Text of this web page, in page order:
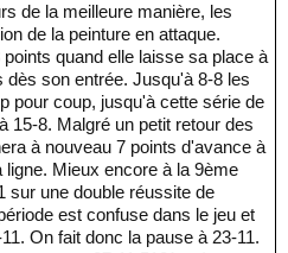
de la meilleure manière, les
de la peinture en attaque.
quand elle laisse sa place à
dès son entrée. Jusqu'à 8-8 les
pour coup, jusqu'à cette série de
15-8. Malgré un petit retour des
à nouveau 7 points d'avance à
ligne. Mieux encore à la 9ème
sur une double réussite de
est confuse dans le jeu et
On fait donc la pause à 23-11.